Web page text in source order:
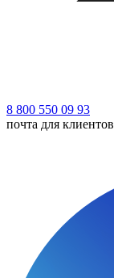
8 800 550 09 93
почта для клиентов